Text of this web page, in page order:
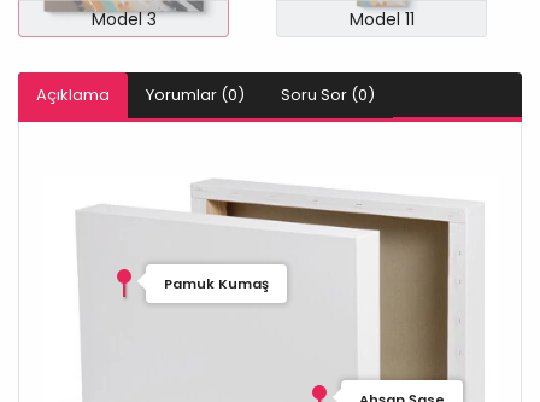
Model 3 Model 11
Açıklama Yorumlar (0) Soru Sor (0)
Pamuk Kumaş